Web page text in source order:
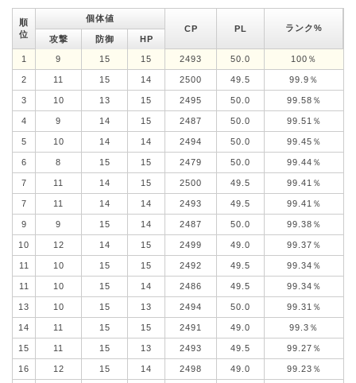
順
位
個体値
CP
PL
ランク%
攻撃
防御 HP
1 9 15 15 2493 50.0 100％
2 11 15 14 2500 49.5 99.9％
3 10 13 15 2495 50.0 99.58％
4 9 14 15 2487 50.0 99.51％
5 10 14 14 2494 50.0 99.45％
6 8 15 15 2479 50.0 99.44％
7 11 14 15 2500 49.5 99.41％
7 11 14 14 2493 49.5 99.41％
9 9 15 14 2487 50.0 99.38％
10 12 14 15 2499 49.0 99.37％
11 10 15 15 2492 49.5 99.34％
11 10 15 14 2486 49.5 99.34％
13 10 15 13 2494 50.0 99.31％
14 11 15 15 2491 49.0 99.3％
15 11 15 13 2493 49.5 99.27％
16 12 15 14 2498 49.0 99.23％